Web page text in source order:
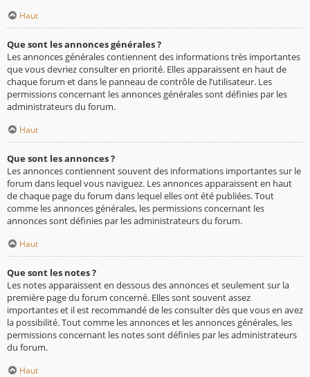
Haut
Que sont les annonces générales ?
Les annonces générales contiennent des informations très importantes
que vous devriez consulter en priorité. Elles apparaissent en haut de
chaque forum et dans le panneau de contrôle de l’utilisateur. Les
permissions concernant les annonces générales sont définies par les
administrateurs du forum.
Haut
Que sont les annonces ?
Les annonces contiennent souvent des informations importantes sur le
forum dans lequel vous naviguez. Les annonces apparaissent en haut
de chaque page du forum dans lequel elles ont été publiées. Tout
comme les annonces générales, les permissions concernant les
annonces sont définies par les administrateurs du forum.
Haut
Que sont les notes ?
Les notes apparaissent en dessous des annonces et seulement sur la
première page du forum concerné. Elles sont souvent assez
importantes et il est recommandé de les consulter dès que vous en avez
la possibilité. Tout comme les annonces et les annonces générales, les
permissions concernant les notes sont définies par les administrateurs
du forum.
Haut